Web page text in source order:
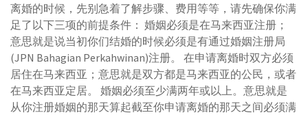
离婚的时候，先别急着了解步骤、费用等等，请先确保你满
足了以下三项的前提条件： 婚姻必须是在马来西亚注册；
意思就是说当初你们结婚的时候必须是有通过婚姻注册局
(JPN Bahagian Perkahwinan)注册。 在申请离婚时双方必须
居住在马来西亚；意思就是双方都是马来西亚的公民，或者
在马来西亚定居。 婚姻必须至少满两年或以上。意思就是
从你注册婚姻的那天算起截至你申请离婚的那天之间必须满